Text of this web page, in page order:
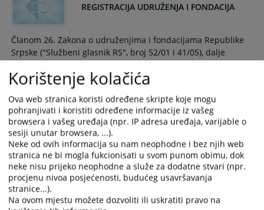
date.
Press
the
question
mark
key
to
get
the
keyboard
shortcuts
for
changing
dates.
date.
the
question
mark
key
to
get
the
keyboard
shortcuts
for
changing
dates.
REGISTRACIJA UDRUŽENJA I FONDACIJA
Članom 26. Zakona o udruženjima i fondacijama Republike
Srpske ("Službeni glasnik RS", broj 52/01 i 41/05), dalje
ZUFRS, propisano je da uz prijavu za upis u registar
udruženja ili fondacija, prilaže se:
- osnivački akt (čl. 11. i 19. ZUFRS-a);
- statut udruženja (čl. 12. i 20. ZUFRS-a);
- spisak članova organa upravljanja i imena lica ovlašćenih
za zastupanje udruženja ili fondacije.
20.12.2017.
Komunikacija elektronskom poštom (e-
Korištenje kolačića
Ova web stranica koristi određene skripte koje mogu
pohranjivati i koristiti određene informacije iz vašeg
browsera i vašeg uređaja (npr. IP adresa uređaja, varijable o
sesiji unutar browsera, ...).
Neke od ovih informacija su nam neophodne i bez njih web
stranica ne bi mogla fukcionisati u svom punom obimu, dok
neke nisu prijeko neophodne a služe za dodatne stvari (npr.
procjenu nivoa posjećenosti, budućeg usavršavanja
stranice...).
Na ovom mjestu možete dozvoliti ili uskratiti pravo na